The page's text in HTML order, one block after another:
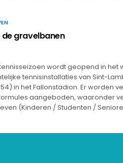
gravelbanen
wordt geopend in het
tennisinstallaties van Sint-
in het Fallonstadion. Er worden
aangeboden, waaronder
(Kinderen / Studenten /